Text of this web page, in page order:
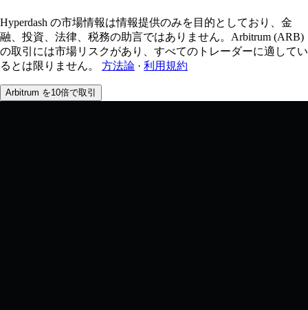
Hyperdash の市場情報は情報提供のみを目的としており、金
融、投資、法律、税務の助言ではありません。Arbitrum (ARB)
の取引には市場リスクがあり、すべてのトレーダーに適してい
るとは限りません。
方法論 · 利用規約
Arbitrum を10倍で取引